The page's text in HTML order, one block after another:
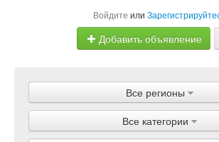
Войдите или
Добавить объявление
Объявления
Магазины
Все регионы
Все категории